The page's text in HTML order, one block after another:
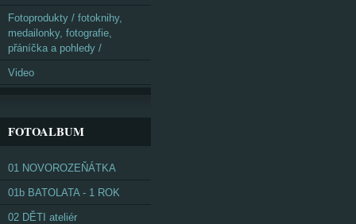
Fotoprodukty / fotoknihy,
medailonky, fotografie,
přáníčka a pohledy /
Video
FOTOALBUM
01 NOVOROZEŇÁTKA
01b BATOLATA - 1 ROK
02 DĚTI ateliér